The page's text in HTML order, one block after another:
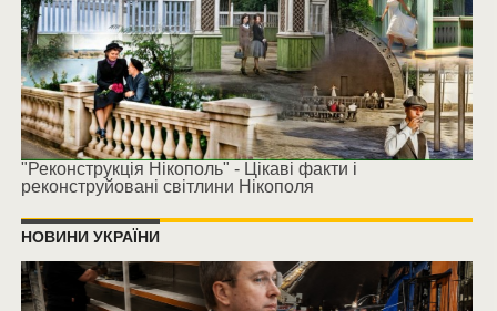
"Реконструкція Нікополь" - Цікаві факти і
реконструйовані світлини Нікополя
НОВИНИ УКРАЇНИ